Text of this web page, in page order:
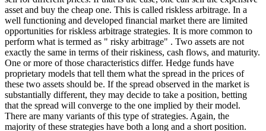
asset and buy the cheap one. This is called riskless arbitrage. In a
well functioning and developed financial market there are limited
opportunities for riskless arbitrage strategies. It is more common to
perform what is termed as " risky arbitrage" . Two assets are not
exactly the same in terms of their riskiness, cash flows, and maturity.
One or more of those characteristics differ. Hedge funds have
proprietary models that tell them what the spread in the prices of
these two assets should be. If the spread observed in the market is
substantially different, they may decide to take a position, betting
that the spread will converge to the one implied by their model.
There are many variants of this type of strategies. Again, the
majority of these strategies have both a long and a short position.